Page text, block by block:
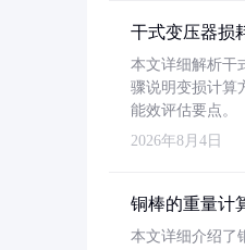
干式变压器损
本文详细解析干
骤说明变损计算
能效评估要点。
2026年8月4日
铜棒的重量计
本文详细介绍了